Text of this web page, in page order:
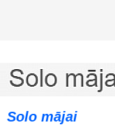
Solo mājai